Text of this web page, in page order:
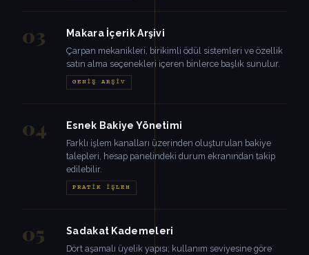
03 Makara İçerik Arşivi
Çarpan mekanikleri, birikimli ödül sistemleri ve özellik
satın alma seçenekleri içeren binlerce başlık sunulur.
GENIŞ ARŞIV
04 Esnek Bakiye Yönetimi
Farklı işlem kanalları üzerinden oluşturulan bakiye
talepleri, hesap panelindeki durum ekranından takip
edilebilir.
PRATIK İŞLEM
05 Sadakat Kademeleri
Dört aşamalı üyelik yapısı; kullanım seviyesine göre